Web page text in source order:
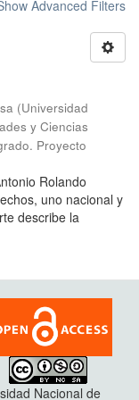
Advanced Filters
(Universidad
y Ciencias
Proyecto
Rolando
uno nacional y
describe la
Nacional de